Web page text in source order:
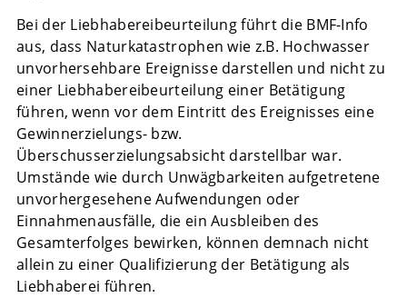
Bei der Liebhabereibeurteilung führt die BMF-Info
aus, dass Naturkatastrophen wie z.B. Hochwasser
unvorhersehbare Ereignisse darstellen und nicht zu
einer Liebhabereibeurteilung einer Betätigung
führen, wenn vor dem Eintritt des Ereignisses eine
Gewinnerzielungs- bzw.
Überschusserzielungsabsicht darstellbar war.
Umstände wie durch Unwägbarkeiten aufgetretene
unvorhergesehene Aufwendungen oder
Einnahmenausfälle, die ein Ausbleiben des
Gesamterfolges bewirken, können demnach nicht
allein zu einer Qualifizierung der Betätigung als
Liebhaberei führen.